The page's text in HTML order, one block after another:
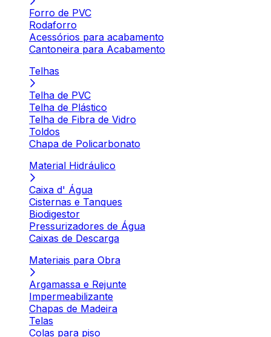
Forro de PVC
Rodaforro
Acessórios para acabamento
Cantoneira para Acabamento
Telhas
Telha de PVC
Telha de Plástico
Telha de Fibra de Vidro
Toldos
Chapa de Policarbonato
Material Hidráulico
Caixa d' Água
Cisternas e Tanques
Biodigestor
Pressurizadores de Água
Caixas de Descarga
Materiais para Obra
Argamassa e Rejunte
Impermeabilizante
Chapas de Madeira
Telas
Colas para piso